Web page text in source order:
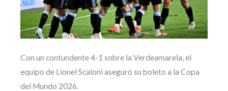
Con un contundente 4-1 sobre la Verdeamarela, el
equipo de Lionel Scaloni aseguró su boleto a la Copa
del Mundo 2026.